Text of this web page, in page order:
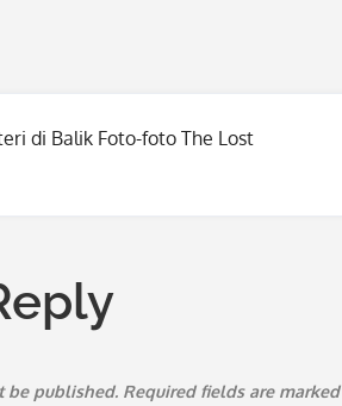
di Balik Foto-foto The Lost
be published. Required fields are marked